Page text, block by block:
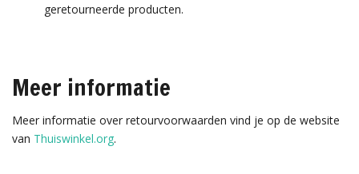
geretourneerde producten.
Meer informatie
Meer informatie over retourvoorwaarden vind je op de website
van Thuiswinkel.org.